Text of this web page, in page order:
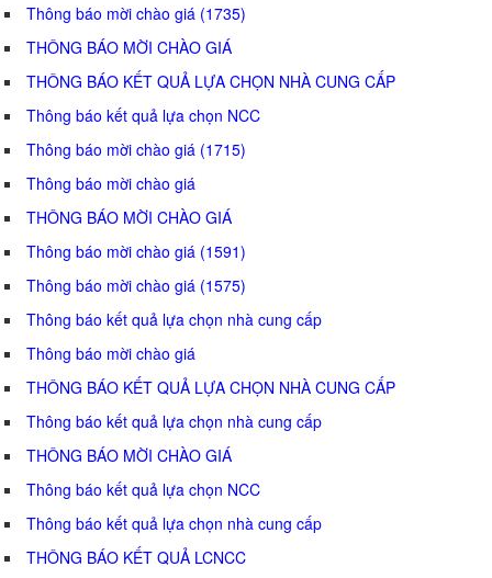
Thông báo mời chào giá (1735)
THÔNG BÁO MỜI CHÀO GIÁ
THÔNG BÁO KẾT QUẢ LỰA CHỌN NHÀ CUNG CẤP
Thông báo kết quả lựa chọn NCC
Thông báo mời chào giá (1715)
Thông báo mời chào giá
THÔNG BÁO MỜI CHÀO GIÁ
Thông báo mời chào giá (1591)
Thông báo mời chào giá (1575)
Thông báo kết quả lựa chọn nhà cung cấp
Thông báo mời chào giá
THÔNG BÁO KẾT QUẢ LỰA CHỌN NHÀ CUNG CẤP
Thông báo kết quả lựa chọn nhà cung cấp
THÔNG BÁO MỜI CHÀO GIÁ
Thông báo kết quả lựa chọn NCC
Thông báo kết quả lựa chọn nhà cung cấp
THÔNG BÁO KẾT QUẢ LCNCC